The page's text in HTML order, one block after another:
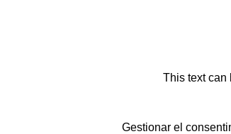
This text can
Gestionar el